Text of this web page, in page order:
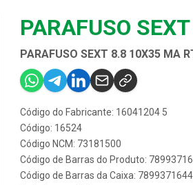
PARAFUSO
PARAFUSO SEXT 8.8 10X35 MA
Código do Fabricante: 16041204 5
Código: 16524
Código NCM: 73181500
Código de Barras do Produto:
Código de Barras da Caixa: